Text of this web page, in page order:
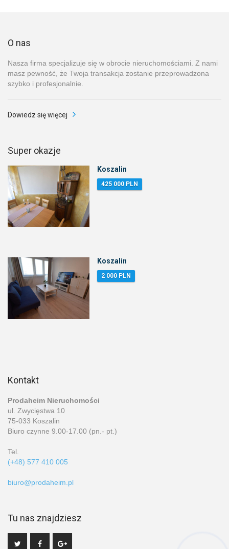
O nas
Nasza firma specjalizuje się w obrocie nieruchomościami. Z nami
masz pewność, że Twoja transakcja zostanie przeprowadzona
szybko i profesjonalnie.
Dowiedz się więcej
Super okazje
Koszalin
425 000 PLN
Koszalin
2 000 PLN
Kontakt
Prodaheim Nieruchomości
ul. Zwycięstwa 10
75-033 Koszalin
Biuro czynne 9.00-17.00 (pn.- pt.)
Tel.
(+48) 577 410 005
biuro@prodaheim.pl
Tu nas znajdziesz